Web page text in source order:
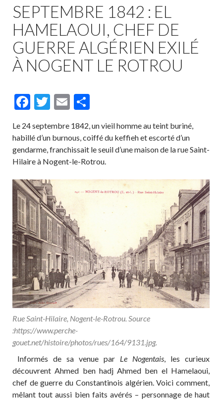
SEPTEMBRE 1842 : EL
HAMELAOUI, CHEF DE
GUERRE ALGÉRIEN EXILÉ
À NOGENT LE ROTROU
F
e
b
o
o
k
T
itt
er
E
ai
l
ta
g
er
Le 24 septembre 1842, un vieil homme au teint buriné,
habillé d’un burnous, coiffé du keffieh et escorté d’un
gendarme, franchissait le seuil d’une maison de la rue Saint-
Hilaire à Nogent-le-Rotrou.
Rue Saint-Hilaire, Nogent-le-Rotrou. Source
:https://www.perche-
gouet.net/histoire/photos/rues/164/9131.jpg.
Informés de sa venue par Le Nogentais, les curieux
découvrent Ahmed ben hadj Ahmed ben el Hamelaoui,
chef de guerre du Constantinois algérien. Voici comment,
mêlant tout aussi bien faits avérés – personnage de haut